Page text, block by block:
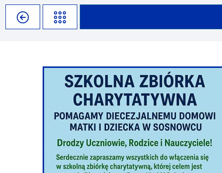
Misja szkoły
Sukcesy
Edukator roku
Ambasador Zamoyskiego
Biblioteka szkolna
Pedagog i Psycholog
Wykaz podręczników
Projekty edukacyjne
Rzecznik Praw Ucznia
mLegitymacja
Konkursy, wykłady
Dlaczego Zamoyski?
System rekrutacji